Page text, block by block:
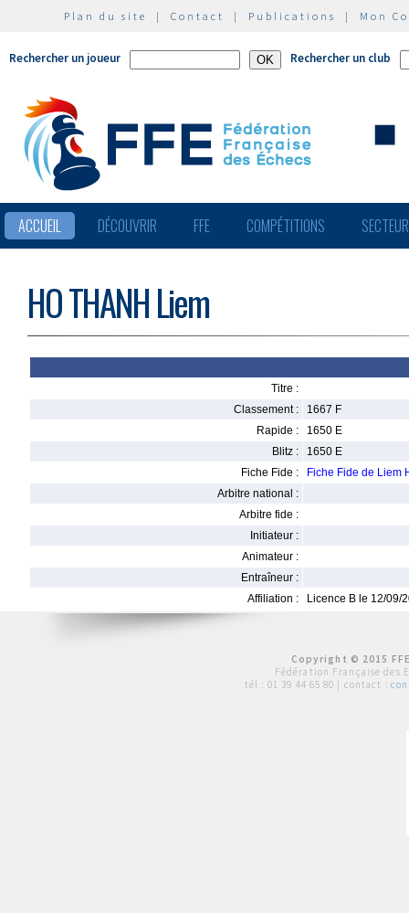
Plan du site | Contact | Publications | Mon
Rechercher un joueur Rechercher un club
ACCUEIL DÉCOUVRIR FFE COMPÉTITIONS
HO THANH Liem
Titre :
Classement :
1667 F
Rapide :
1650 E
Blitz :
1650 E
Fiche Fide :
Fiche Fide de Liem
Arbitre national :
Arbitre fide :
Initiateur :
Animateur :
Entraîneur :
Affiliation :
Licence B le 12/09/
Copyright © 2015
Fédération Française des
tél : 01 39 44 65 80 | contact :